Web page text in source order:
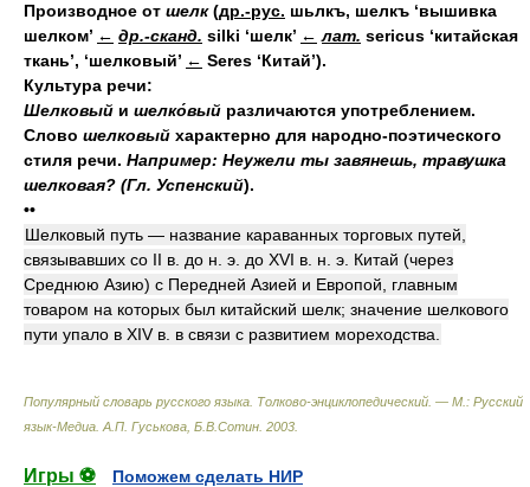
Производное от шелк (др.-рус. шьлкъ, шелкъ ‘вышивка
шелком’ ← др.-сканд. silki ‘шелк’ ← лат. sericus ‘китайская
ткань’, ‘шелковый’ ← Seres ‘Китай’).
Культура речи:
Шелковый и шелко́вый различаются употреблением.
Слово шелковый характерно для народно-поэтического
стиля речи. Например: Неужели ты завянешь, травушка
шелковая? (Гл. Успенский).
••
Шелковый путь — название караванных торговых путей,
связывавших со II в. до н. э. до XVI в. н. э. Китай (через
Среднюю Азию) с Передней Азией и Европой, главным
товаром на которых был китайский шелк; значение шелкового
пути упало в XIV в. в связи с развитием мореходства.
Популярный словарь русского языка. Толково-энциклопедический. — М.: Русский
язык-Медиа А.П. Гуськова, Б.В.Сотин 2003
Игры ⚽ Поможем сделать НИР